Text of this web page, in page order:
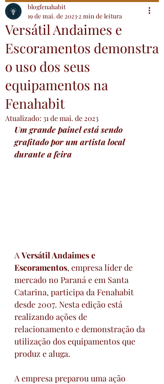
Versátil Andaimes e
Escoramentos demonstra
o uso dos seus
equipamentos na
Fenahabit
blogfenahabit
19 de mai. de 2023 2 min de leitura
Atualizado: 31 de mai. de 2023
Um grande painel está sendo
grafitado por um artista local
durante a feira
A Versátil Andaimes e
Escoramentos, empresa líder de
mercado no Paraná e em Santa
Catarina, participa da Fenahabit
desde 2007. Nesta edição está
realizando ações de
relacionamento e demonstração da
utilização dos equipamentos que
produz e aluga.
A empresa preparou uma ação